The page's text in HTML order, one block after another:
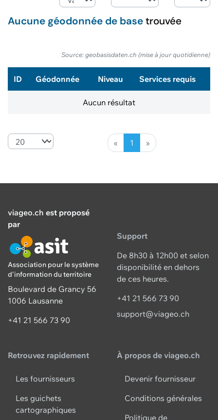
Aucune géodonnée de basetrouvée
Source: geobasisdaten.ch (mise à jour quotidienne)
ID Géodonnée Niveau Services requis
Aucun résultat
« 1 »
viageo.ch est proposé
par
Association pour le système
d'information du territoire
Boulevard de Grancy 56
1006 Lausanne
+41 21 566 73 90
Support
De 8h30 à 12h00 et selon
disponibilité en dehors
de ces heures.
+41 21 566 73 90
support@viageo.ch
Retrouvez rapidement
Les fournisseurs
Les guichets
cartographiques
À propos de viageo.ch
Devenir fournisseur
Conditions générales
Politique de